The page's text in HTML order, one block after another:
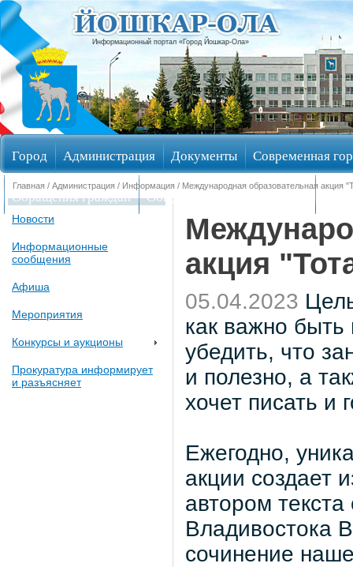
Информационный портал «Город Йошкар-Ола»
Город Администрация Документы Современная
Обращения граждан Общественные обсуждения
Главная / Администрация / Информация / Международная образовательная акция
Новости
Информационные
сообщения
Афиша
Мероприятия
Конкурсы и аукционы
Прокуратура информирует
и разъясняет
акция
05.04.2023
как важно быть
убедить, что
и полезно, а
хочет писать и
Ежегодно,
акции создает
автором
Владивостока
сочинение